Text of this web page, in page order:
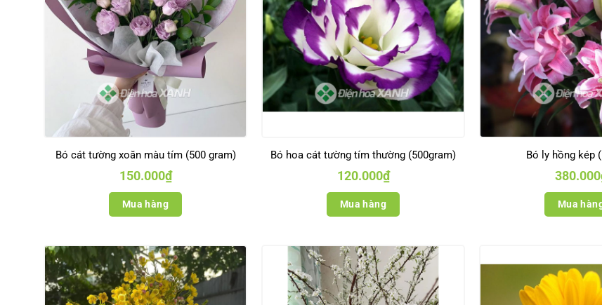
Bó cát tường xoăn màu tím (500 gram)
150.000₫
Mua hàng
Bó hoa cát tường tím thường (500gram)
120.000₫
Mua hàng
Bó ly hồng kép
380.000
Mua